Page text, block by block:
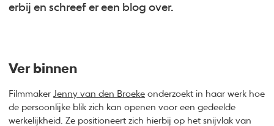
erbij en schreef er een blog over.
Ver binnen
FilmmakerJenny van den Broeke onderzoekt in haar werk hoe
de persoonlijke blik zich kan openen voor een gedeelde
werkelijkheid. Ze positioneert zich hierbij op het snijvlak van